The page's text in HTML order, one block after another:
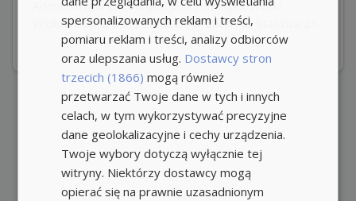
Administratorem danych jest Lemarpol Wózki
Widłowe Sp. z o.o. z siedzibą w Zator, ul. Staszica 21.
spersonalizowanych reklam i treści,
pomiaru reklam i treści, analizy odbiorców
oraz ulepszania usług. Dostawcy stron
trzecich (1866) mogą również
przetwarzać Twoje dane w tych i innych
celach, w tym wykorzystywać precyzyjne
dane geolokalizacyjne i cechy urządzenia.
Twoje wybory dotyczą wyłącznie tej
witryny. Niektórzy dostawcy mogą
opierać się na prawnie uzasadnionym